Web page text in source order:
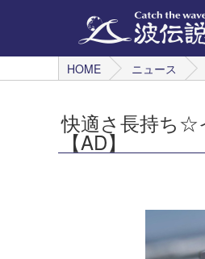
HOME
ニュース
快適さ長持ち☆
【AD】